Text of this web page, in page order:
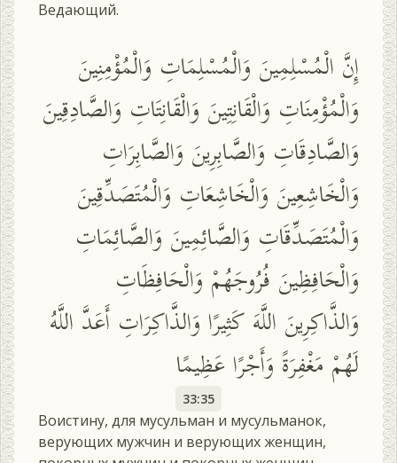
Ведающий.
إِنَّ الْمُسْلِمِينَ وَالْمُسْلِمَاتِ وَالْمُؤْمِنِينَ
وَالْمُؤْمِنَاتِ وَالْقَانِتِينَ وَالْقَانِتَاتِ وَالصَّادِقِينَ
وَالصَّادِقَاتِ وَالصَّابِرِينَ وَالصَّابِرَاتِ
وَالْخَاشِعِينَ وَالْخَاشِعَاتِ وَالْمُتَصَدِّقِينَ
وَالْمُتَصَدِّقَاتِ وَالصَّائِمِينَ وَالصَّائِمَاتِ
وَالْحَافِظِينَ فُرُوجَهُمْ وَالْحَافِظَاتِ
وَالذَّاكِرِينَ اللَّهَ كَثِيرًا وَالذَّاكِرَاتِ أَعَدَّ اللَّهُ
لَهُمْ مَغْفِرَةً وَأَجْرًا عَظِيمًا
33:35
Воистину, для мусульман и мусульманок,
верующих мужчин и верующих женщин,